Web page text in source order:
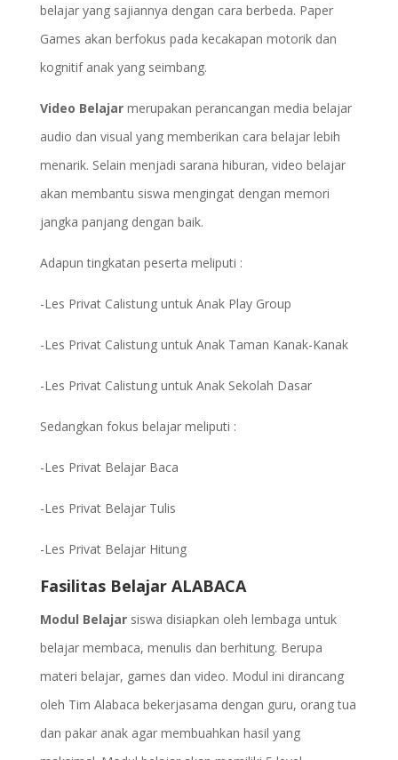
belajar yang sajiannya dengan cara berbeda. Paper
Games akan berfokus pada kecakapan motorik dan
kognitif anak yang seimbang.
Video Belajarmerupakan perancangan media belajar
audio dan visual yang memberikan cara belajar lebih
menarik. Selain menjadi sarana hiburan, video belajar
akan membantu siswa mengingat dengan memori
jangka panjang dengan baik.
Adapun tingkatan peserta meliputi :
-Les Privat Calistung untuk Anak Play Group
-Les Privat Calistung untuk Anak Taman Kanak-Kanak
-Les Privat Calistung untuk Anak Sekolah Dasar
Sedangkan fokus belajar meliputi :
-Les Privat Belajar Baca
-Les Privat Belajar Tulis
-Les Privat Belajar Hitung
Fasilitas Belajar ALABACA
Modul Belajarsiswa disiapkan oleh lembaga untuk
belajar membaca, menulis dan berhitung. Berupa
materi belajar, games dan video. Modul ini dirancang
oleh Tim Alabaca bekerjasama dengan guru, orang tua
dan pakar anak agar membuahkan hasil yang